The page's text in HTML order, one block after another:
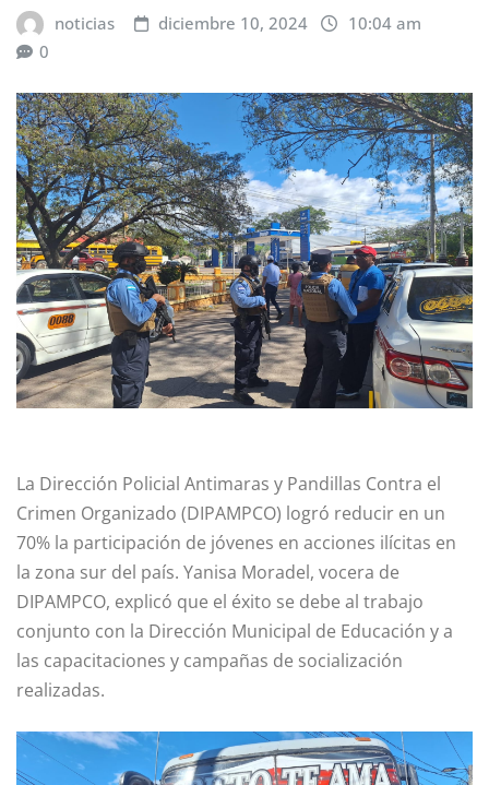
noticias diciembre 10, 2024
10:04 am
0
La Dirección Policial Antimaras y Pandillas Contra el
Crimen Organizado (DIPAMPCO) logró reducir en un
70% la participación de jóvenes en acciones ilícitas en
la zona sur del país. Yanisa Moradel, vocera de
DIPAMPCO, explicó que el éxito se debe al trabajo
conjunto con la Dirección Municipal de Educación y a
las capacitaciones y campañas de socialización
realizadas.